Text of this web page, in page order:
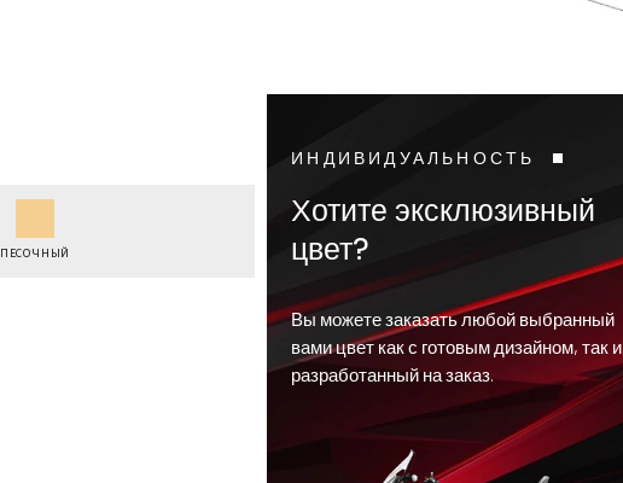
ПЕСОЧНЫЙ
ИНДИВИДУАЛЬНОСТЬ
Хотите эксклюзивный
цвет?
Вы можете заказать любой выбранный
вами цвет как с готовым дизайном, так и
разработанный на заказ.